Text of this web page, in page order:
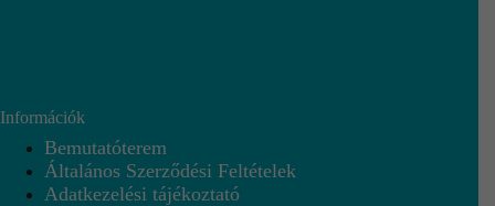
Információk
Bemutatóterem
Általános Szerződési Feltételek
Adatkezelési tájékoztató